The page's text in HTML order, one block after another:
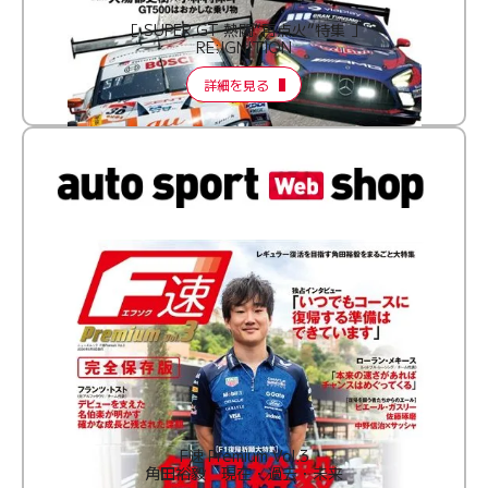
［ SUPER GT 熱闘“再点火”特集 ］
RE:IGNITION
詳細を見る
F速 Premium Vol.3
角田裕毅 現在・過去・未来